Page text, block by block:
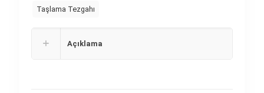
Taşlama Tezgahı
Açıklama